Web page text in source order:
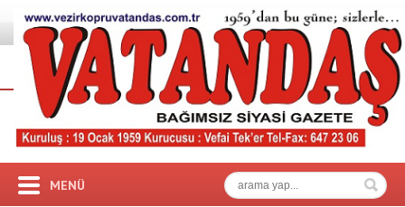
MENÜ